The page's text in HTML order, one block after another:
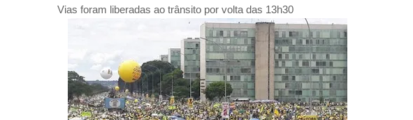
Vias foram liberadas ao trânsito por volta das 13h30